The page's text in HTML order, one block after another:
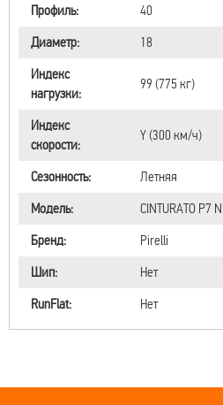
Профиль:
40
Диаметр:
18
Индекс
нагрузки:
99 (775 кг)
Индекс
скорости:
Y (300 км/ч)
Сезонность:
Летняя
Модель:
CINTURATO P7
Бренд:
Pirelli
Шип:
Нет
RunFlat:
Нет